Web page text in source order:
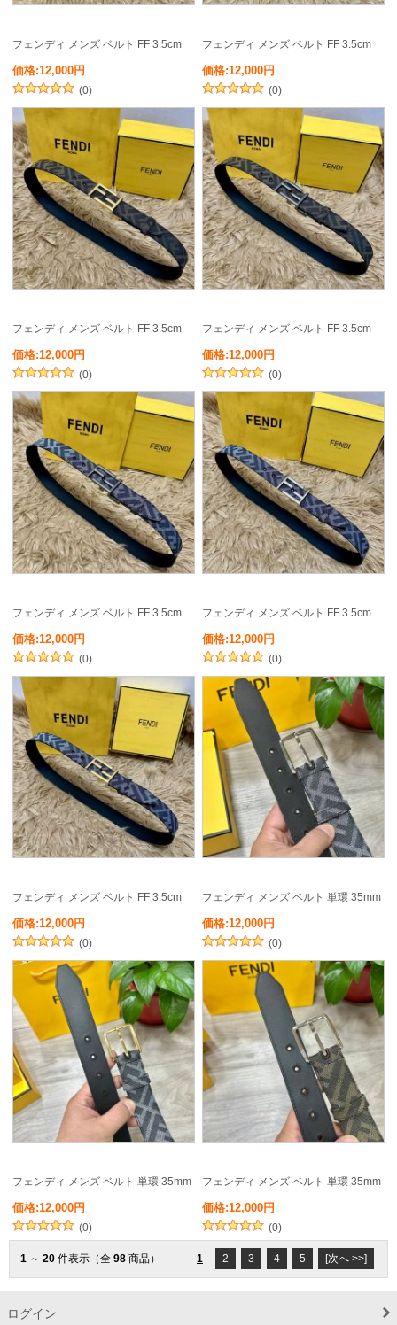
フェンディ メンズ ベルト FF 3.5cm
価格:12,000円
(0)
フェンディ メンズ ベルト FF 3.5cm
価格:12,000円
(0)
フェンディ メンズ ベルト FF 3.5cm
価格:12,000円
(0)
フェンディ メンズ ベルト FF 3.5cm
価格:12,000円
(0)
フェンディ メンズ ベルト FF 3.5cm
価格:12,000円
(0)
フェンディ メンズ ベルト FF 3.5cm
価格:12,000円
(0)
フェンディ メンズ ベルト FF 3.5cm
価格:12,000円
(0)
フェンディ メンズ ベルト 単環 35mm
価格:12,000円
(0)
フェンディ メンズ ベルト 単環 35mm
価格:12,000円
(0)
フェンディ メンズ ベルト 単環 35mm
価格:12,000円
(0)
1 ～ 20 件表示（全 98 商品） 1 2 3 4 5 [次へ >>]
ログイン